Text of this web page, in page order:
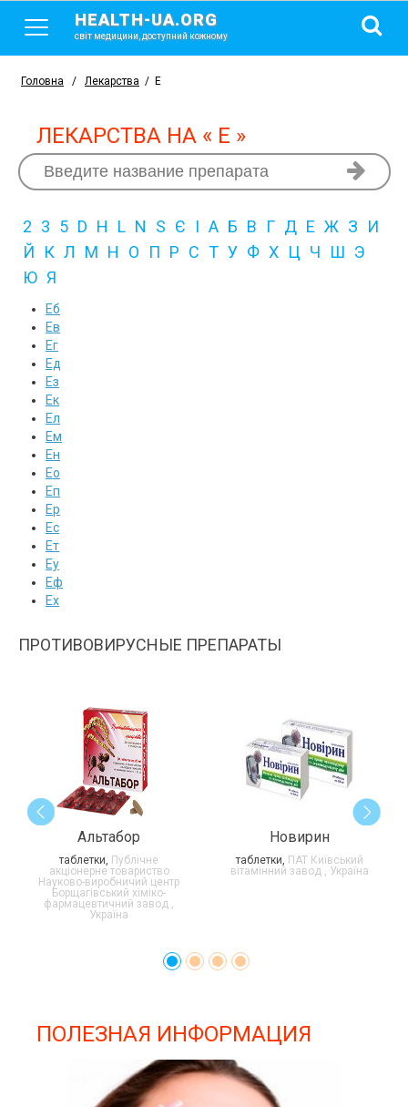
HEALTH-UA.ORG
світ медицини, доступний кожному
Головна / Лекарства / Е
ЛЕКАРСТВА НА « Е »
2 3 5 D H L N S Є І А Б В Г Д Е Ж З
И
Й
К Л М Н О П Р С Т У Ф Х Ц Ч Ш Э
Ю Я
Еб
Ев
Ег
Ед
Ез
Ек
Ел
Ем
Ен
Ео
Еп
Ер
Ес
Ет
Еу
Еф
Ех
ПРОТИВОВИРУСНЫЕ ПРЕПАРАТЫ
Альтабор
таблетки, Публічне
акціонерне товариство
Науково-виробничий центр
Борщагівський хіміко-
фармацевтичний завод ,
Україна
Новирин
таблетки, ПАТ Київський
вітамінний завод , Україна
ПОЛЕЗНАЯ ИНФОРМАЦИЯ